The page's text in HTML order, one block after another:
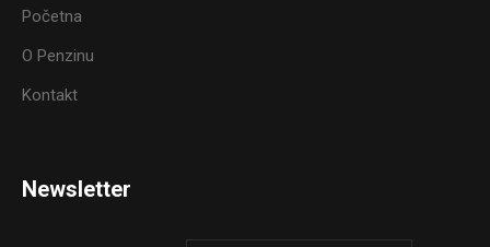
Početna
O Penzinu
Kontakt
Newsletter